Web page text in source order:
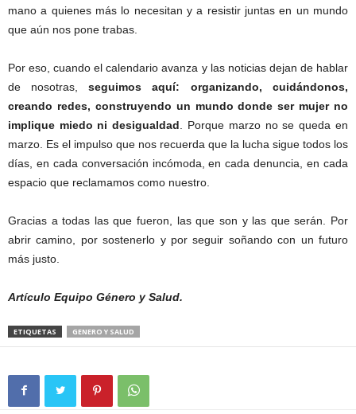
mano a quienes más lo necesitan y a resistir juntas en un mundo
que aún nos pone trabas.
Por eso, cuando el calendario avanza y las noticias dejan de hablar
de nosotras, seguimos aquí: organizando, cuidándonos,
creando redes, construyendo un mundo donde ser mujer no
implique miedo ni desigualdad . Porque marzo no se queda en
marzo. Es el impulso que nos recuerda que la lucha sigue todos los
días, en cada conversación incómoda, en cada denuncia, en cada
espacio que reclamamos como nuestro.
Gracias a todas las que fueron, las que son y las que serán. Por
abrir camino, por sostenerlo y por seguir soñando con un futuro
más justo.
Artículo Equipo Género y Salud.
ETIQUETAS GENERO Y SALUD